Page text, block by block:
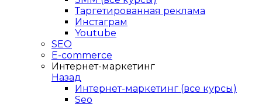
Таргетированная реклама
Инстаграм
Youtube
SEO
E-сommerce
Интернет-маркетинг
Назад
Интернет-маркетинг (все курсы)
Seo